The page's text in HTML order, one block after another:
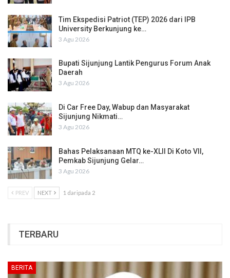
Tim Ekspedisi Patriot (TEP) 2026 dari IPB
University Berkunjung ke…
3 Agu 2026
Bupati Sijunjung Lantik Pengurus Forum Anak
Daerah
3 Agu 2026
Di Car Free Day, Wabup dan Masyarakat
Sijunjung Nikmati…
3 Agu 2026
Bahas Pelaksanaan MTQ ke-XLII Di Koto VII,
Pemkab Sijunjung Gelar…
3 Agu 2026
PREV NEXT 1 daripada 2
TERBARU
BERITA